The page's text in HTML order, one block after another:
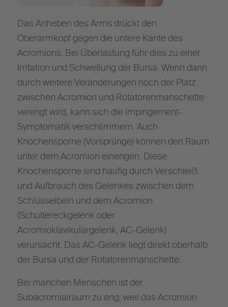
Das Anheben des Arms drückt den
Oberarmkopf gegen die untere Kante des
Acromions. Bei Überlastung führ dies zu einer
Irritation und Schwellung der Bursa. Wenn dann
durch weitere Veränderungen noch der Platz
zwischen Acromion und Rotatorenmanschette
verengt wird, kann sich die Impingement-
Symptomatik verschlimmern. Auch
Knochensporne (Vorsprünge) können den Raum
unter dem Acromion einengen. Diese
Knochensporne sind häufig durch Verschleiß
und Aufbrauch des Gelenkes zwischen dem
Schlüsselbein und dem Acromion
(Schultereckgelenk oder
Acromioklavikulargelenk, AC-Gelenk)
verursacht. Das AC-Gelenk liegt direkt oberhalb
der Bursa und der Rotatorenmanschette.
Bei manchen Menschen ist der
Subacromialraum zu eng, weil das Acromion